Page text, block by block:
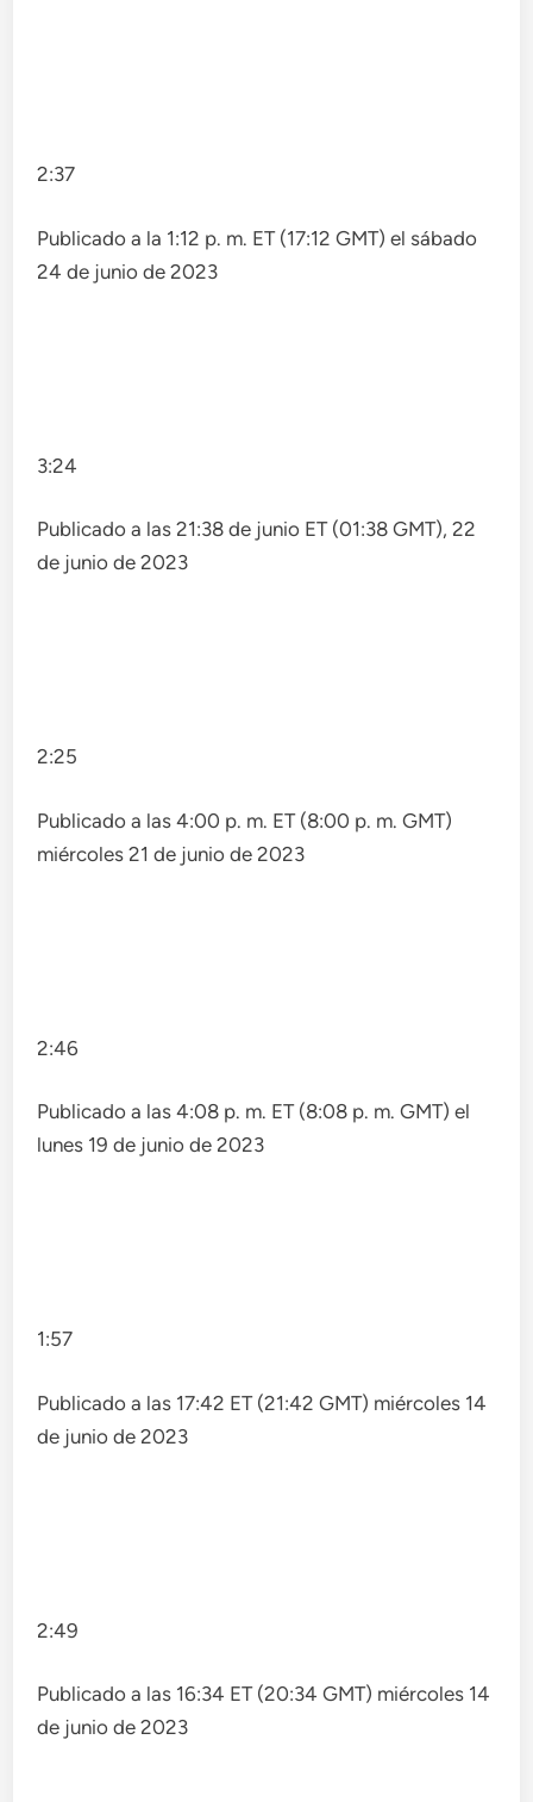
2:37
Publicado a la 1:12 p. m. ET (17:12 GMT) el sábado
24 de junio de 2023
3:24
Publicado a las 21:38 de junio ET (01:38 GMT), 22
de junio de 2023
2:25
Publicado a las 4:00 p. m. ET (8:00 p. m. GMT)
miércoles 21 de junio de 2023
2:46
Publicado a las 4:08 p. m. ET (8:08 p. m. GMT) el
lunes 19 de junio de 2023
1:57
Publicado a las 17:42 ET (21:42 GMT) miércoles 14
de junio de 2023
2:49
Publicado a las 16:34 ET (20:34 GMT) miércoles 14
de junio de 2023